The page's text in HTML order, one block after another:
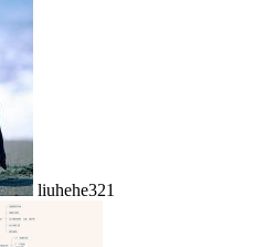
liuhehe321